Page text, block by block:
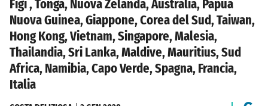
Figi , Tonga, Nuova Zelanda, Australia, Papua
Nuova Guinea, Giappone, Corea del Sud, Taiwan,
Hong Kong, Vietnam, Singapore, Malesia,
Thailandia, Sri Lanka, Maldive, Mauritius, Sud
Africa, Namibia, Capo Verde, Spagna, Francia,
Italia